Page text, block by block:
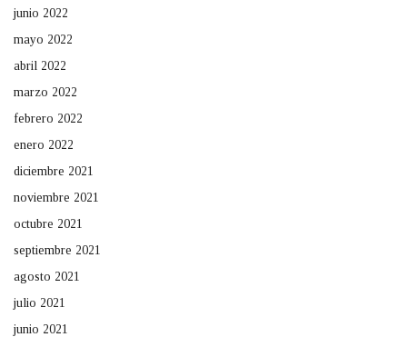
junio 2022
mayo 2022
abril 2022
marzo 2022
febrero 2022
enero 2022
diciembre 2021
noviembre 2021
octubre 2021
septiembre 2021
agosto 2021
julio 2021
junio 2021